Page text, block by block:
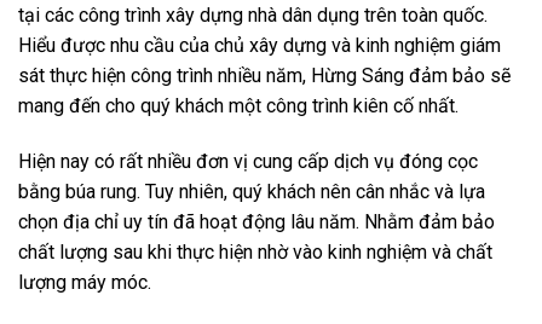
tại các công trình xây dựng nhà dân dụng trên toàn quốc.
Hiểu được nhu cầu của chủ xây dựng và kinh nghiệm giám
sát thực hiện công trình nhiều năm, Hừng Sáng đảm bảo sẽ
mang đến cho quý khách một công trình kiên cố nhất.
Hiện nay có rất nhiều đơn vị cung cấp dịch vụ đóng cọc
bằng búa rung. Tuy nhiên, quý khách nên cân nhắc và lựa
chọn địa chỉ uy tín đã hoạt động lâu năm. Nhằm đảm bảo
chất lượng sau khi thực hiện nhờ vào kinh nghiệm và chất
lượng máy móc.